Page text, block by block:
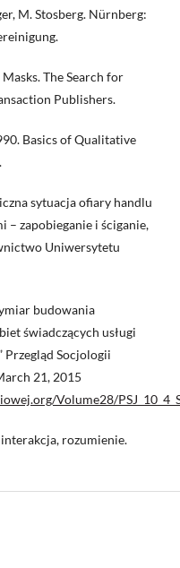
M. Stosberg. Nürnberg:
The Search for
Publishers.
Basics of Qualitative
sytuacja ofiary handlu
– zapobieganie i ściganie,
Uniwersytetu
budowania
świadczących usługi
Przegląd Socjologii
21, 2015
Volume28/
rozumienie.